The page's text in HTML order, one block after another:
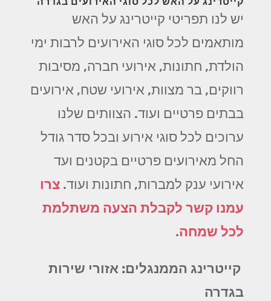
יש לנו תפריטי קייטרינג על האש
מותאמים לכל סוגי האירועים לרבות ימי
הולדת, חתונות, אירועי חברה, מסיבות
רווקים, בר מצוות, אירועי שטח, אירועים
בבתים פרטיים ועוד. הצוותים שלנו
ערוכים לכל סוגי אירוע ובכל סדר גודל
החל מאירועים פרטיים בקטנים ועד
אירועי ענק למברות, חתונות ועוד. צרו
עמנו קשר לקבלת הצעה משתלמת
לכל שמחה.
קייטרינג הממנגלים: אזורי שירות
בגדרה